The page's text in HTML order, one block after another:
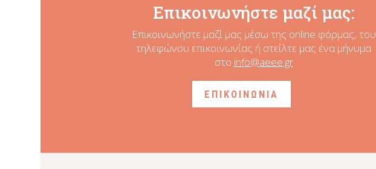
Επικοινωνήστε μαζί μας:
Επικοινωνήστε μαζί μας μέσω της online φόρμας, του
τηλεφώνου επικοινωνίας ή στείλτε μας ένα μήνυμα
στο info@aeee.gr
ΕΠΙΚΟΙΝΩΝΙΑ